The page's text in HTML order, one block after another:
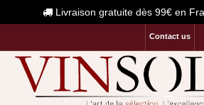
Livraison gratuite dès 99€ en
Contact us